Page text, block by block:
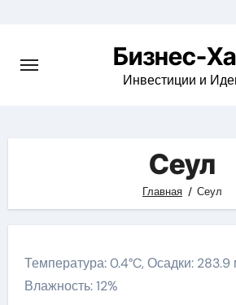
content
Бизнес-
Инвестиции и
Сеул
Главная Сеул
Температура: 0.4°C, Осадки: 283.9
Влажность: 12%